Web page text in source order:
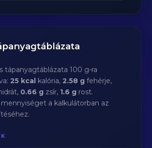
tápanyagtáblázata 100 g-ra
25 kcal kalória,2.58 g fehérje,
0.66 g zsír, 1.6 g rost.
a kalkulátorban az